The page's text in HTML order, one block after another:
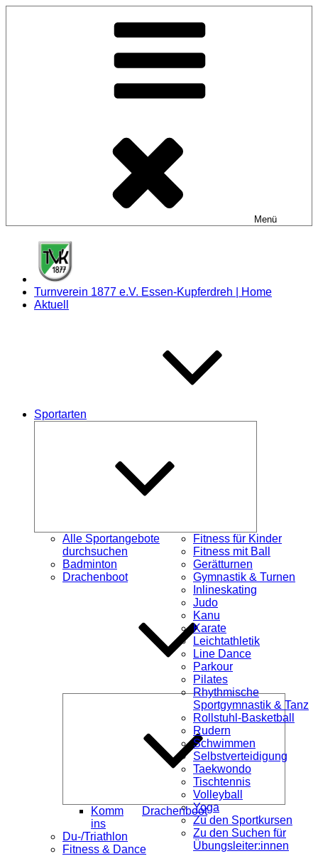
Menü
Turnverein 1877 e.V. Essen-Kupferdreh | Home
Aktuell
Sportarten
Alle Sportangebote
durchsuchen
Badminton
Drachenboot
öffnen
Komm
ins
Drachenboot
Du-/Triathlon
Fitness & Dance
Fitness für Kinder
Fitness mit Ball
Gerätturnen
Gymnastik & Turnen
Inlineskating
Judo
Kanu
Karate
Leichtathletik
Line Dance
Parkour
Pilates
Rhythmische
Sportgymnastik & Tanz
Rollstuhl-Basketball
Rudern
Schwimmen
Selbstverteidigung
Taekwondo
Tischtennis
Volleyball
Yoga
Zu den Sportkursen
Zu den Suchen für
Übungsleiter:innen